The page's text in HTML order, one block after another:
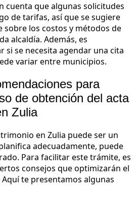
cuenta que algunas solicitudes
de tarifas, así que se sugiere
los costos y métodos de
alcaldía. Además, es
si se necesita agendar una cita
variar entre municipios.
para
de obtención del acta
Zulia
en Zulia puede ser un
adecuadamente, puede
Para facilitar este trámite, es
consejos que optimizarán el
te presentamos algunas